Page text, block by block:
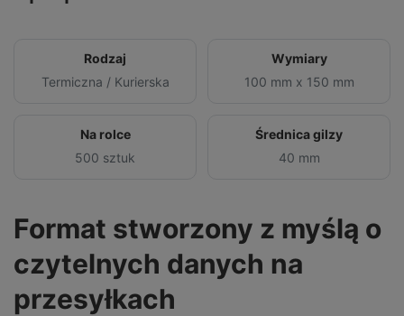
Rodzaj
Termiczna / Kurierska
Wymiary
100 mm x 150 mm
Na rolce
500 sztuk
Średnica gilzy
40 mm
Format stworzony z myślą o
czytelnych danych na
przesyłkach